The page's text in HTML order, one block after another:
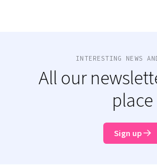
INTERESTING NEWS
All our
place
Sign up